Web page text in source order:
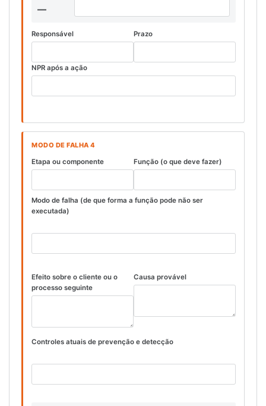
—
Responsável Prazo
NPR após a ação
MODO DE FALHA 4
Etapa ou componente
Função (o que deve fazer)
Modo de falha (de que forma a função pode não ser
executada)
Efeito sobre o cliente ou o
processo seguinte
Causa provável
Controles atuais de prevenção e detecção